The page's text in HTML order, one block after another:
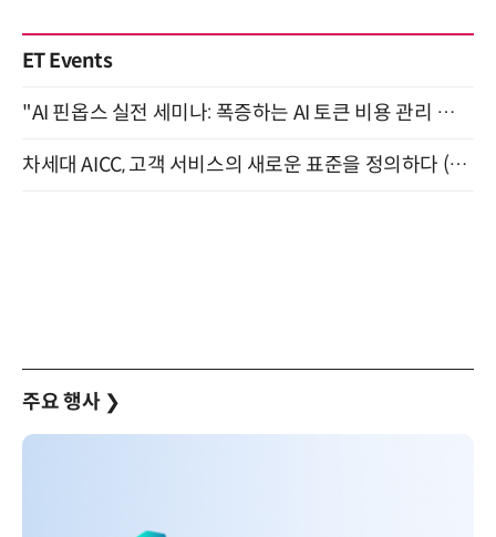
ET Events
"AI 핀옵스 실전 세미나: 폭증하는 AI 토큰 비용 관리 전략" 8월 21일 개최
차세대 AICC, 고객 서비스의 새로운 표준을 정의하다 (9/9)
주요 행사 ❯